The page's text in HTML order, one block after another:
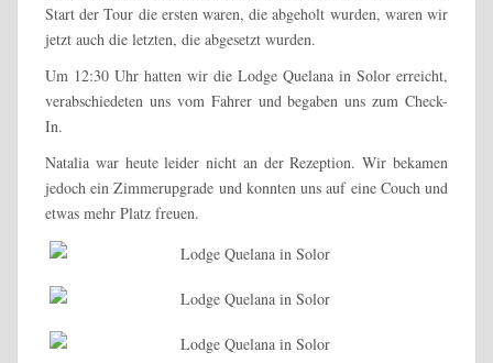
Start der Tour die ersten waren, die abgeholt wurden, waren wir
jetzt auch die letzten, die abgesetzt wurden.
Um 12:30 Uhr hatten wir die Lodge Quelana in Solor erreicht,
verabschiedeten uns vom Fahrer und begaben uns zum Check-
In.
Natalia war heute leider nicht an der Rezeption. Wir bekamen
jedoch ein Zimmerupgrade und konnten uns auf eine Couch und
etwas mehr Platz freuen.